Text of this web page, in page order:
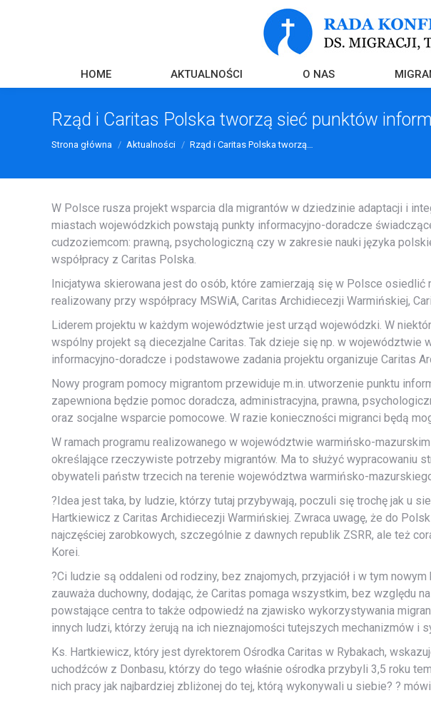
HOME AKTUALNOŚCI O NAS
Rząd i Caritas Polska tworzą sieć punktów
Strona główna Aktualności Rząd i Caritas Polska tworzą…
W Polsce rusza projekt wsparcia dla migrantów w dziedzinie adaptacji i
miastach wojewódzkich powstają punkty informacyjno-doradcze
cudzoziemcom: prawną, psychologiczną czy w zakresie nauki języka
współpracy z Caritas Polska.
Inicjatywa skierowana jest do osób, które zamierzają się w Polsce osiedlić
realizowany przy współpracy MSWiA, Caritas Archidiecezji Warmińskiej,
Liderem projektu w każdym województwie jest urząd wojewódzki. W
wspólny projekt są diecezjalne Caritas. Tak dzieje się np. w województwie
informacyjno-doradcze i podstawowe zadania projektu organizuje Caritas
Nowy program pomocy migrantom przewiduje m.in. utworzenie punktu
zapewniona będzie pomoc doradcza, administracyjna, prawna,
oraz socjalne wsparcie pomocowe. W razie konieczności migranci będą
W ramach programu realizowanego w województwie warmińsko-
określające rzeczywiste potrzeby migrantów. Ma to służyć wypracowaniu
obywateli państw trzecich na terenie województwa warmińsko-
?Idea jest taka, by ludzie, którzy tutaj przybywają, poczuli się trochę jak u
Hartkiewicz z Caritas Archidiecezji Warmińskiej. Zwraca uwagę, że do
najczęściej zarobkowych, szczególnie z dawnych republik ZSRR, ale też
Korei.
?Ci ludzie są oddaleni od rodziny, bez znajomych, przyjaciół i w tym
zauważa duchowny, dodając, że Caritas pomaga wszystkim, bez względu
powstające centra to także odpowiedź na zjawisko wykorzystywania
innych ludzi, którzy żerują na ich nieznajomości tutejszych mechanizmów i
Ks. Hartkiewicz, który jest dyrektorem Ośrodka Caritas w Rybakach,
uchodźców z Donbasu, którzy do tego właśnie ośrodka przybyli 3,5 roku
nich pracy jak najbardziej zbliżonej do tej, którą wykonywali u siebie? ?